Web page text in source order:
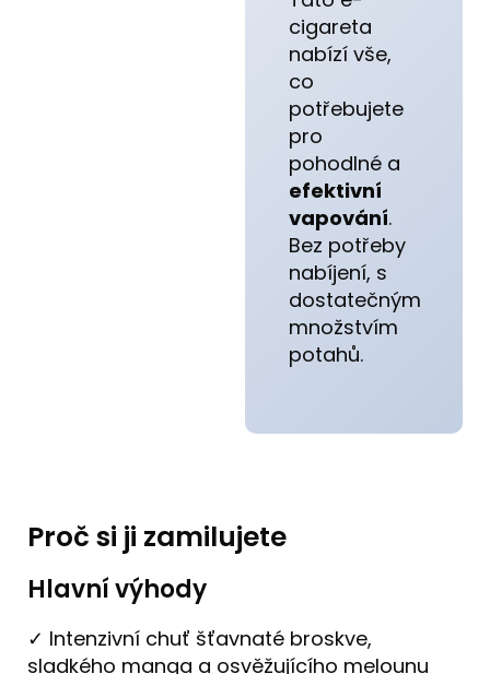
cigareta
nabízí vše,
co
potřebujete
pro
pohodlné a
efektivní
vapování.
Bez potřeby
nabíjení, s
dostatečným
množstvím
potahů.
Proč si ji zamilujete
Hlavní výhody
✓ Intenzivní chuť šťavnaté broskve,
sladkého manga a osvěžujícího melounu